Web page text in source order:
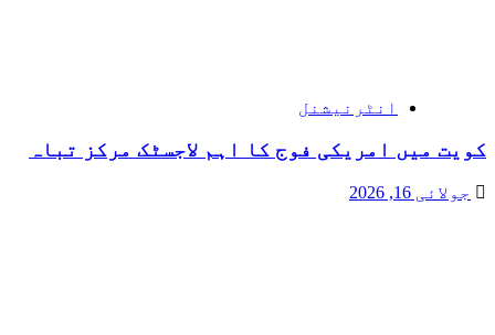
انٹرنیشنل
کویت میں امریکی فوج کا اہم لاجسٹک مرکز تباہ
جولائی 16, 2026